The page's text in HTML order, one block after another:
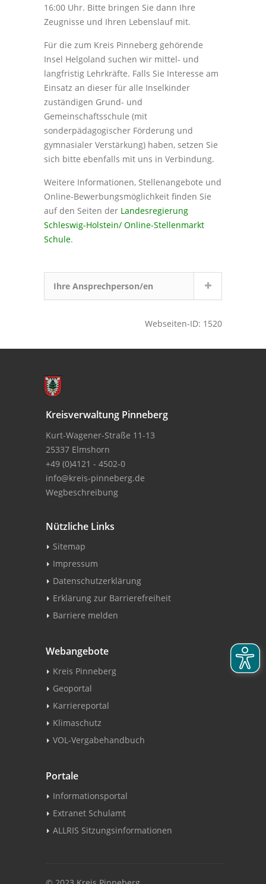
16:00 Uhr. Bitte bringen Sie dann Ihre
Zeugnisse und Ihren Lebenslauf mit.
Für die zum Kreis Pinneberg gehörende
Insel Helgoland suchen wir mittel- und
langfristig Lehrkräfte. Falls Sie Interesse am
Einsatz an dieser für alle Inselkinder
zuständigen Grund- und
Gemeinschaftsschule (mit
sonderpädagogischer Förderung und
gymnasialer Verstärkung) haben, setzen Sie
sich bitte ebenfalls mit uns in Verbindung.
Weitere Informationen, Stellenangebote und
Online-Bewerbungsmöglichkeit finden Sie
auf den Seiten der Landesregierung
Schleswig-Holstein/ Online-Stellenmarkt
Schule.
Ihre Ansprechperson/en
Webseiten-ID: 1520
Kreisverwaltung Pinneberg
Kurt-Wagener-Straße 11-13
25337 Elmshorn
+49 (0)4121 - 4502-0
info@kreis-pinneberg.de
Wegbeschreibung
Nützliche Links
Sitemap
Impressum
Datenschutzerklärung
Erklärung zur Barrierefreiheit
Barriere melden
Webangebote
Kreis Pinneberg
Geoportal
Karriereportal
Klimaschutz
VOL-Vergabehandbuch
Portale
Informationsportal
Extranet Schulamt
ALLRIS Sitzungsinformationen